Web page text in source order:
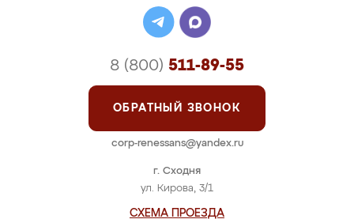
г. Сходня
ул. Кирова, 3/1
СХЕМА ПРОЕЗДА
8 (800) 511-89-55
ОБРАТНЫЙ ЗВОНОК
corp-renessans@yandex.ru